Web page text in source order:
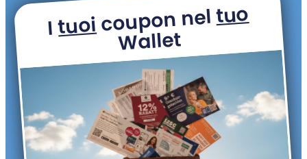
Ituoicoupon neltuo
Wallet